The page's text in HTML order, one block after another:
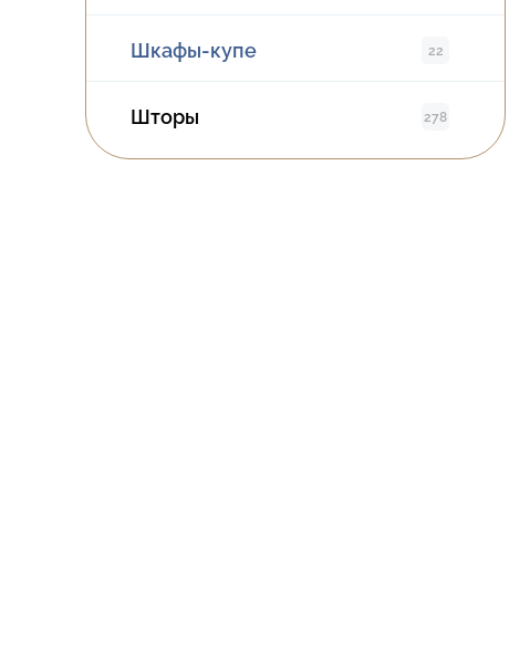
Шкафы-купе 22
Шторы 278